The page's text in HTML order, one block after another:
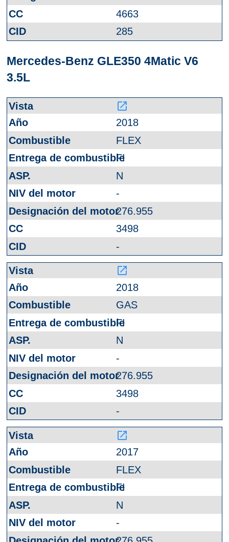
4663
285
Mercedes-Benz GLE350 4Matic V6
3.5L
launch
2018
FLEX
FI
N
-
276.955
3498
-
launch
2018
GAS
FI
N
-
276.955
3498
-
launch
2017
FLEX
FI
N
-